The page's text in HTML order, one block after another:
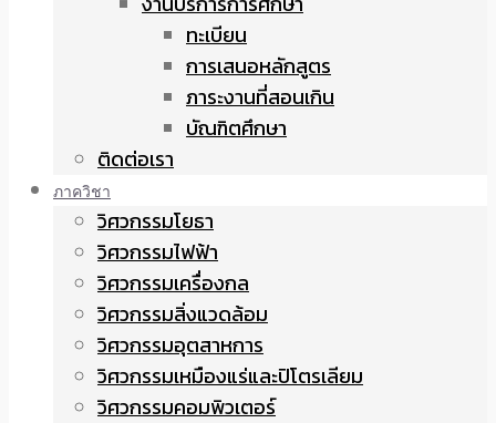
ทะเบียน
การเสนอหลักสูตร
ภาระงานที่สอนเกิน
บัณฑิตศึกษา
ติดต่อเรา
ภาควิชา
วิศวกรรมโยธา
วิศวกรรมไฟฟ้า
วิศวกรรมเครื่องกล
วิศวกรรมสิ่งแวดล้อม
วิศวกรรมอุตสาหการ
วิศวกรรมเหมืองแร่และปิโตรเลียม
วิศวกรรมคอมพิวเตอร์